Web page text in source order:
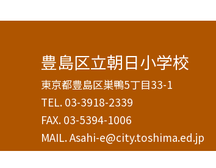
豊島区立朝日小学校
東京都豊島区巣鴨5丁目33-1
TEL. 03-3918-2339
FAX. 03-5394-1006
MAIL. Asahi-e@city.toshima.ed.jp